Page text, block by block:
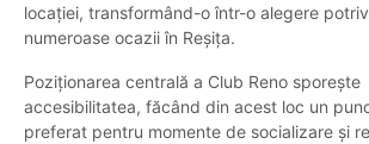
locației, transformând-o într-o alegere
numeroase ocazii în Reșița.
Poziționarea centrală a Club Reno sporește
accesibilitatea, făcând din acest loc un
preferat pentru momente de socializare și